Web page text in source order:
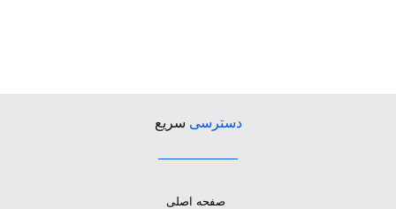
دسترسی سریع
صفحه اصلی